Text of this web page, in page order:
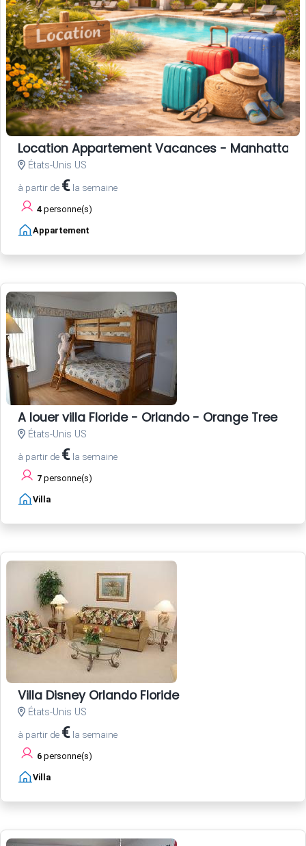
Location Appartement Vacances - Manhattan
États-Unis US
à partir de € la semaine
4 personne(s)
Appartement
A louer villa Floride - Orlando - Orange Tree
États-Unis US
à partir de € la semaine
7 personne(s)
Villa
Villa Disney Orlando Floride
États-Unis US
à partir de € la semaine
6 personne(s)
Villa